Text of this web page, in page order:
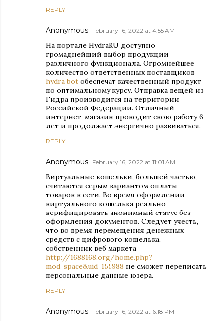
REPLY
Anonymous February 16, 2022 at 4:55 AM
На портале HydraRU доступно
громаднейший выбор продукции
различного функционала. Огромнейшее
количество ответственных поставщиков
hydra bot обеспечат качественный продукт
по оптимальному курсу. Отправка вещей из
Гидра производится на территории
Российской Федерации. Отличный
интернет-магазин проводит свою работу 6
лет и продолжает энергично развиваться.
REPLY
Anonymous February 16, 2022 at 11:01 AM
Виртуальные кошельки, большей частью,
считаются серым вариантом оплаты
товаров в сети. Во время оформлении
виртуального кошелька реально
верифицировать анонимный статус без
оформления документов. Следует учесть,
что во время перемещения денежных
средств с цифрового кошелька,
собственник веб маркета
http://1688168.org/home.php?
mod=space&uid=155988 не сможет переписать
персональные данные юзера.
REPLY
Anonymous February 16, 2022 at 6:18 PM